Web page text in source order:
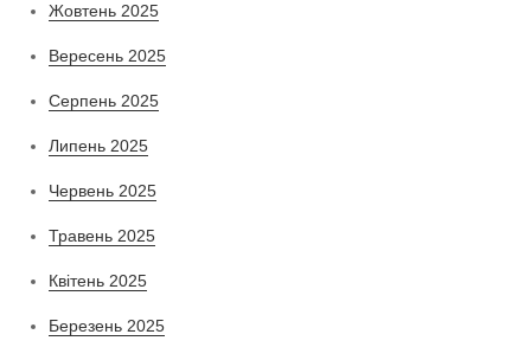
Жовтень 2025
Вересень 2025
Серпень 2025
Липень 2025
Червень 2025
Травень 2025
Квітень 2025
Березень 2025